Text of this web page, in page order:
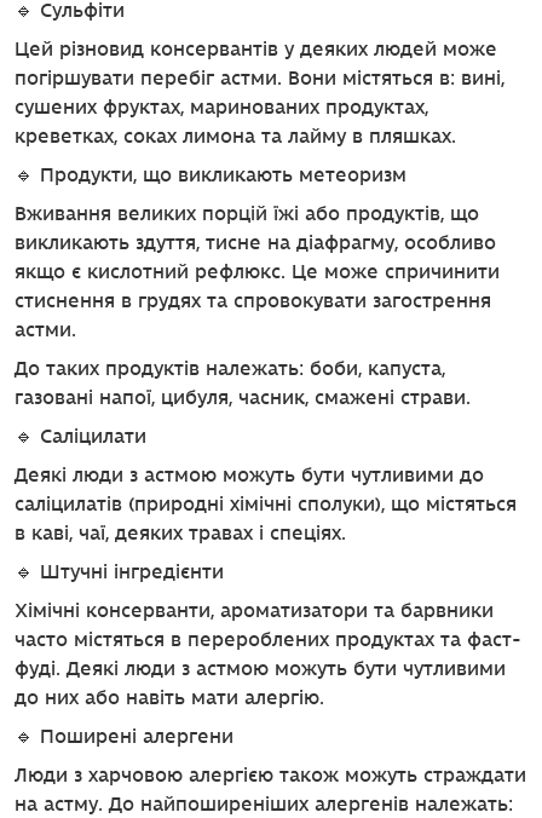
🔹 Сульфіти
Цей різновид консервантів у деяких людей може
погіршувати перебіг астми. Вони містяться в: вині,
сушених фруктах, маринованих продуктах,
креветках, соках лимона та лайму в пляшках.
🔹 Продукти, що викликають метеоризм
Вживання великих порцій їжі або продуктів, що
викликають здуття, тисне на діафрагму, особливо
якщо є кислотний рефлюкс. Це може спричинити
стиснення в грудях та спровокувати загострення
астми.
До таких продуктів належать: боби, капуста,
газовані напої, цибуля, часник, смажені страви.
🔹 Саліцилати
Деякі люди з астмою можуть бути чутливими до
саліцилатів (природні хімічні сполуки), що містяться
в каві, чаї, деяких травах і спеціях.
🔹 Штучні інгредієнти
Хімічні консерванти, ароматизатори та барвники
часто містяться в перероблених продуктах та фаст-
фуді. Деякі люди з астмою можуть бути чутливими
до них або навіть мати алергію.
🔹 Поширені алергени
Люди з харчовою алергією також можуть страждати
на астму. До найпоширеніших алергенів належать: